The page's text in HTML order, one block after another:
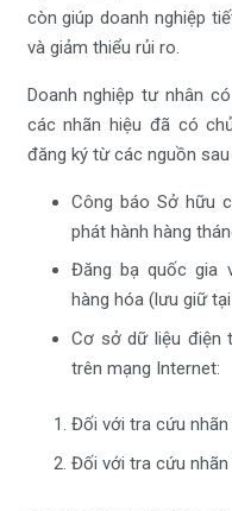
còn giúp doanh nghiệp
và giảm thiểu rủi ro.
Doanh nghiệp tư nhân
các nhãn hiệu đã có
đăng ký từ các nguồn sau
Công báo Sở hữu
phát hành hàng
Đăng bạ quốc gia
hàng hóa (lưu giữ
Cơ sở dữ liệu điện
trên mạng Internet:
Đối với tra cứu nhãn
Đối với tra cứu nhãn